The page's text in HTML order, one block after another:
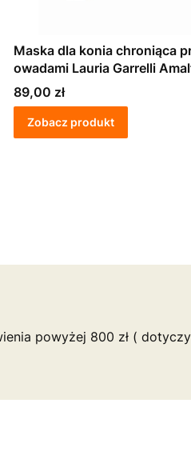
Maska dla konia chroniąca
owadami Lauria Garrelli
Cena
89,00 zł
Zobacz produkt
powyżej 800 zł (